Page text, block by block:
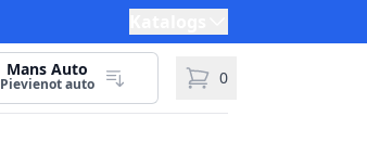
Mans Auto
Pievienot auto 0